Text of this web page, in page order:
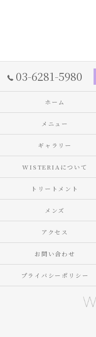
03-6281-5980
ホーム
メニュー
ギャラリー
WISTERIAについて
トリートメント
メンズ
アクセス
お問い合わせ
プライバシーポリシー